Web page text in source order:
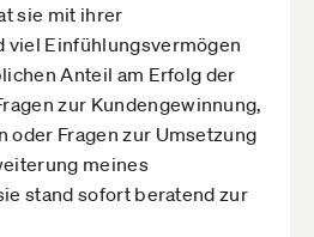
sie mit ihrer
viel Einfühlungsvermögen
Anteil am Erfolg der
zur Kundengewinnung,
oder Fragen zur Umsetzung
meines
stand sofort beratend zur